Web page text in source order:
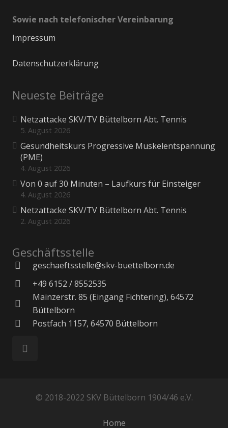
Sowie nach telefonischer Vereinbarung
Impressum
Datenschutzerklärung
Neueste Beiträge
Netzattacke SKV/TV Büttelborn Abt. Tennis
5. August 2026
Gesundheitskurs Progressive Muskelentspannung
(PME)
4. August 2026
Von 0 auf 30 Minuten – Laufkurs für Einsteiger
4. August 2026
Netzattacke SKV/TV Büttelborn Abt. Tennis
2. August 2026
Geschäftsstelle
geschaeftsstelle@skv-buettelborn.de
+49 6152 / 8552535
Mainzerstr. 85 (Eingang Fichtering), 64572
Büttelborn
Postfach 1157, 64570 Büttelborn
© 2018-2022 SKV Büttelborn 1904/46 e.V.
Home